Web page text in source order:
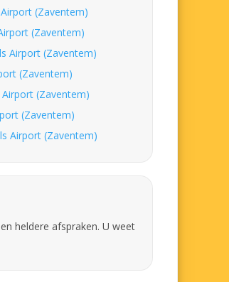
(Zaventem)
(Zaventem)
Airport (Zaventem)
(Zaventem)
(Zaventem)
(Zaventem)
Airport (Zaventem)
heldere afspraken. U weet